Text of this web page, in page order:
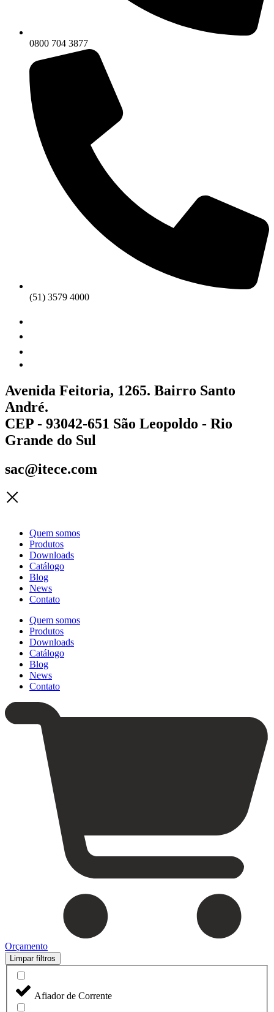
0800 704 3877
(51) 3579 4000
Avenida Feitoria, 1265. Bairro Santo
André.
CEP - 93042-651 São Leopoldo - Rio
Grande do Sul
sac@itece.com
Quem somos
Produtos
Downloads
Catálogo
Blog
News
Contato
Quem somos
Produtos
Downloads
Catálogo
Blog
News
Contato
Orçamento
Limpar filtros
Afiador de Corrente